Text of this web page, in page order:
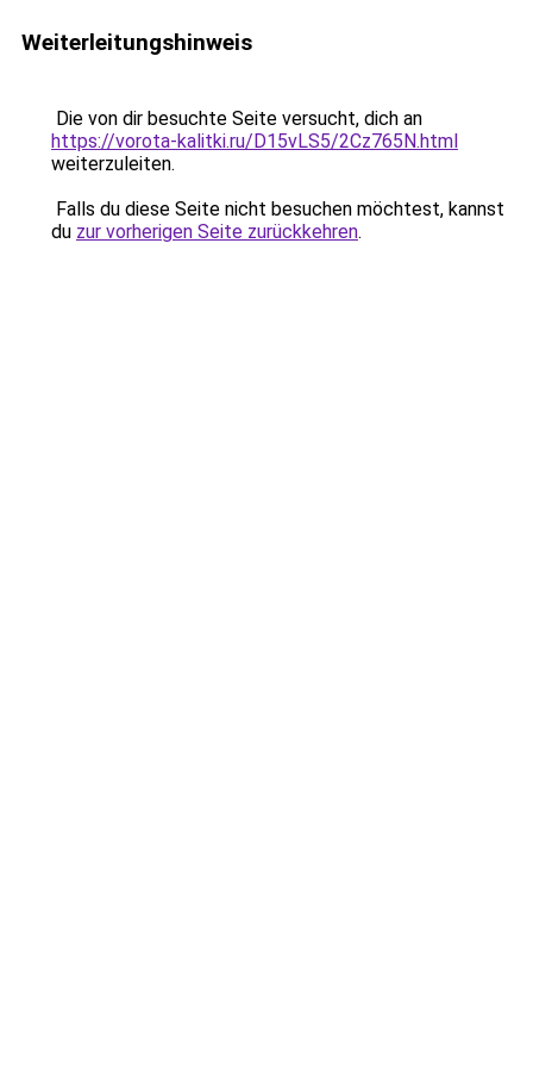
Weiterleitungshinweis
Die von dir besuchte Seite versucht, dich an
https://vorota-kalitki.ru/D15vLS5/2Cz765N.html
weiterzuleiten.
Falls du diese Seite nicht besuchen möchtest, kannst
du zur vorherigen Seite zurückkehren.